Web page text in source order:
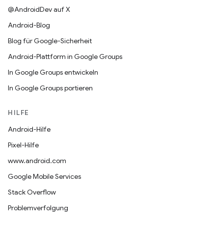
@AndroidDev auf X
Android-Blog
Blog für Google-Sicherheit
Android-Plattform in Google Groups
In Google Groups entwickeln
In Google Groups portieren
HILFE
Android-Hilfe
Pixel-Hilfe
www.android.com
Google Mobile Services
Stack Overflow
Problemverfolgung